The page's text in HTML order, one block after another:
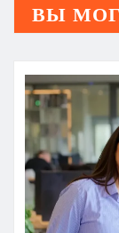
ВЫ